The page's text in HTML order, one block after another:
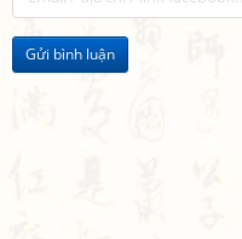
Gửi bình luận